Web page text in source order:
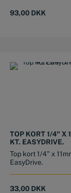
93,00 DKK
TOP KORT 1/4″ X
KT. EASYDRIVE.
Top kort 1/4" x
EasyDrive.
33,00 DKK